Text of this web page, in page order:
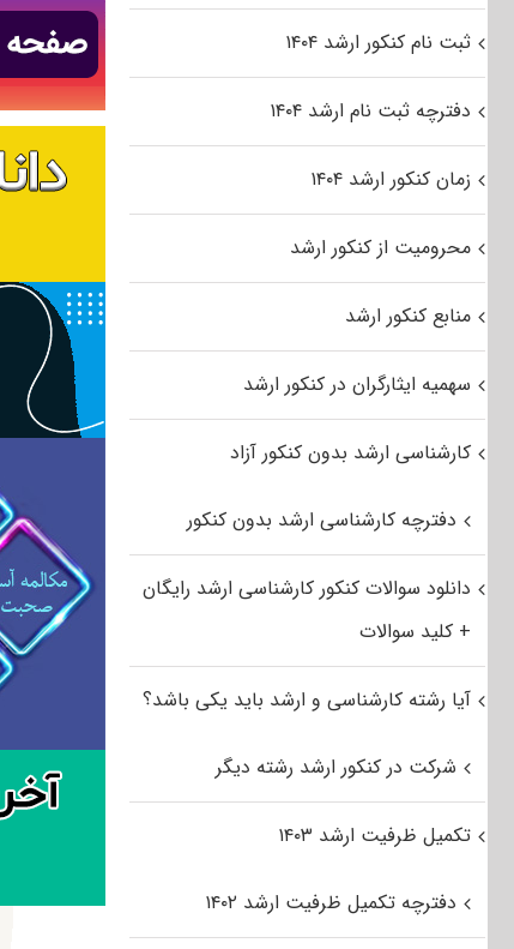
ثبت نام کنکور ارشد ۱۴۰۴
دفترچه ثبت نام ارشد ۱۴۰۴
زمان کنکور ارشد ۱۴۰۴
محرومیت از کنکور ارشد
منابع کنکور ارشد
سهمیه ایثارگران در کنکور ارشد
کارشناسی ارشد بدون کنکور آزاد
دفترچه کارشناسی ارشد بدون کنکور
دانلود سوالات کنکور کارشناسی ارشد رایگان
+ کلید سوالات
آیا رشته کارشناسی و ارشد باید یکی باشد؟
شرکت در کنکور ارشد رشته دیگر
تکمیل ظرفیت ارشد ۱۴۰۳
دفترچه تکمیل ظرفیت ارشد ۱۴۰۲